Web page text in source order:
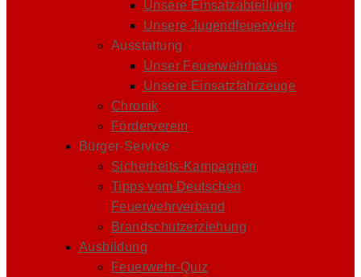
Unsere Einsatzabteilung
Unsere Jugendfeuerwehr
Ausstattung
Unser Feuerwehrhaus
Unsere Einsatzfahrzeuge
Chronik
Förderverein
Bürger-Service
Sicherheits-Kampagnen
Tipps vom Deutschen
Feuerwehrverband
Brandschutzerziehung
Ausbildung
Feuerwehr-Quiz